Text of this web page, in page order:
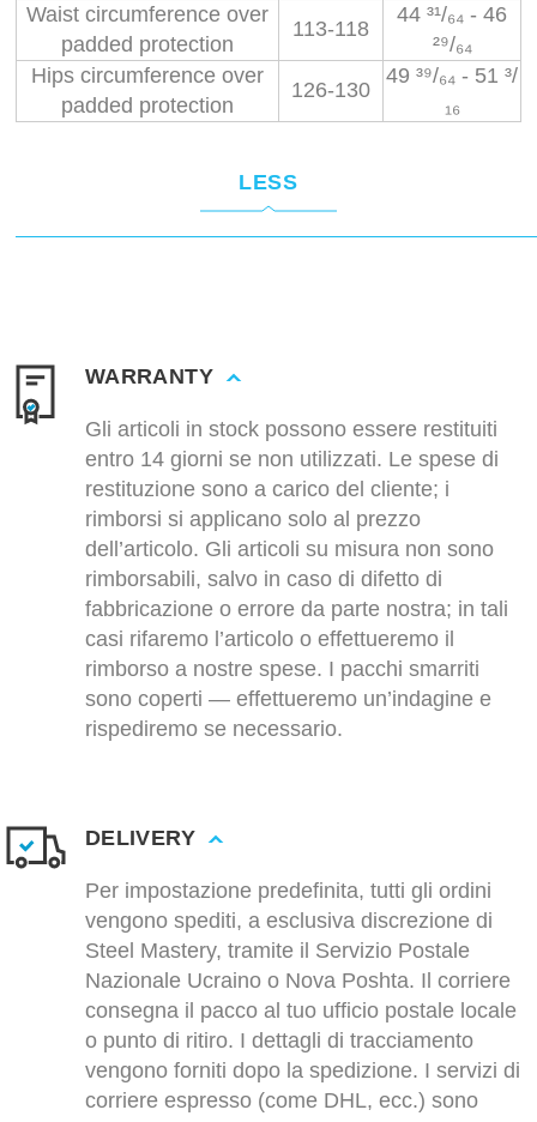
Waist circumference over
padded protection
113-118
44 ³¹/₆₄ - 46
²⁹/₆₄
Hips circumference over
padded protection
126-130
49 ³⁹/₆₄ - 51 ³/
₁₆
LESS
WARRANTY
Gli articoli in stock possono essere restituiti
entro 14 giorni se non utilizzati. Le spese di
restituzione sono a carico del cliente; i
rimborsi si applicano solo al prezzo
dell’articolo. Gli articoli su misura non sono
rimborsabili, salvo in caso di difetto di
fabbricazione o errore da parte nostra; in tali
casi rifaremo l’articolo o effettueremo il
rimborso a nostre spese. I pacchi smarriti
sono coperti — effettueremo un’indagine e
rispediremo se necessario.
DELIVERY
Per impostazione predefinita, tutti gli ordini
vengono spediti, a esclusiva discrezione di
Steel Mastery, tramite il Servizio Postale
Nazionale Ucraino o Nova Poshta. Il corriere
consegna il pacco al tuo ufficio postale locale
o punto di ritiro. I dettagli di tracciamento
vengono forniti dopo la spedizione. I servizi di
corriere espresso (come DHL, ecc.) sono